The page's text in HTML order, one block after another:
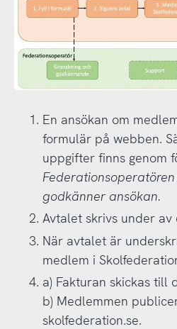
En ansökan om
formulär på webben.
uppgifter finns genom
godkänner ansökan.
Avtalet skrivs under
När avtalet är
medlem i
a) Fakturan skickas till
b) Medlemmen
skolfederation.se.